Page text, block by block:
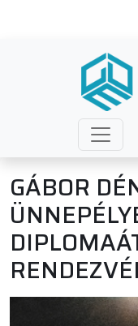
GÁBOR